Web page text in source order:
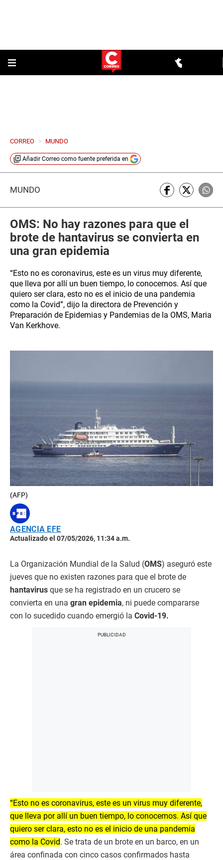
CORREO > MUNDO
Añadir Correo como fuente preferida en
MUNDO
OMS: No hay razones para que el
brote de hantavirus se convierta en
una gran epidemia
“Esto no es coronavirus, este es un virus muy diferente,
que lleva por allí un buen tiempo, lo conocemos. Así que
quiero ser clara, esto no es el inicio de una pandemia
como la Covid”, dijo la directora de Prevención y
Preparación de Epidemias y Pandemias de la OMS, Maria
Van Kerkhove.
(AFP)
AGENCIA EFE
Actualizado el 07/05/2026, 11:34 a.m.
La Organización Mundial de la Salud (OMS) aseguró este
jueves que no existen razones para que el brote de
hantavirus que se ha registrado en un crucero se
convierta en una gran epidemia, ni puede compararse
con lo sucedido cuando emergió la Covid-19.
“Esto no es coronavirus, este es un virus muy diferente,
que lleva por allí un buen tiempo, lo conocemos. Así que
quiero ser clara, esto no es el inicio de una pandemia
como la Covid. Se trata de un brote en un barco, en un
área confinada con cinco casos confirmados hasta